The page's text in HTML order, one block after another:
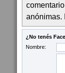
anónimas.
¿No tenés
Nombre: